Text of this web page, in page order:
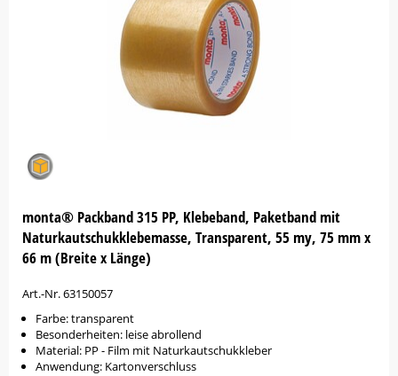
monta® Packband 315 PP, Klebeband, Paketband mit
Naturkautschukklebemasse, Transparent, 55 my, 75 mm x
66 m (Breite x Länge)
Art.-Nr. 63150057
Farbe: transparent
Besonderheiten: leise abrollend
Material: PP - Film mit Naturkautschukkleber
Anwendung: Kartonverschluss